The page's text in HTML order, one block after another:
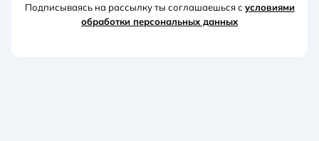
Подписываясь на рассылку ты соглашаешься с условиями
обработки персональных данных